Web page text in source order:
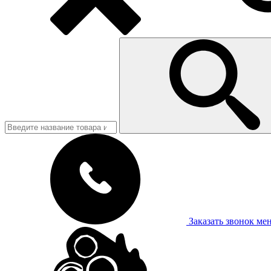
Заказать звонок